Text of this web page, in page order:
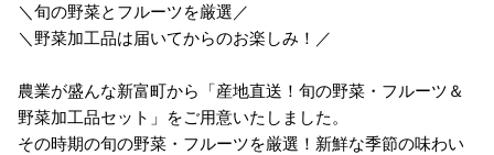
＼旬の野菜とフルーツを厳選／
＼野菜加工品は届いてからのお楽しみ！／
農業が盛んな新富町から「産地直送！旬の野菜・フルーツ＆
野菜加工品セット」をご用意いたしました。
その時期の旬の野菜・フルーツを厳選！新鮮な季節の味わい